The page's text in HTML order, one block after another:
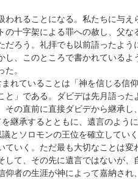
れることになる。私たちに与え
十字架による罪への赦し、父な
ろう。礼拝でも以前語ったよう
、このところで書かれているよ
。
れていることは「神を信じる信
」である。ダビデは先月語った
の直前に直接ダビデから継承し
継承するとともに、遺言のよう
とソロモンの王位を確立してい
いく。ただ最も大切なことは変
て、その先に遺言ではないが、
者の生涯が神によって嘉納され